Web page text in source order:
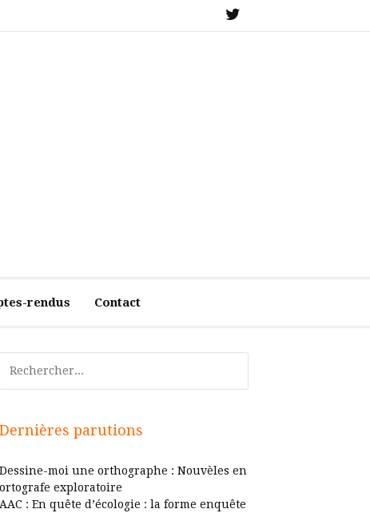
rendus Contact
Dernières parutions
Dessine-moi une orthographe : Nouvèles en
ortografe exploratoire
AAC : En quête d’écologie : la forme enquête